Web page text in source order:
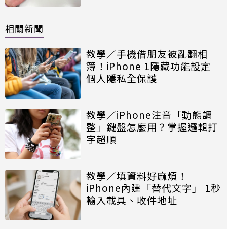
相關新聞
教學／手機借朋友被亂翻相
簿！iPhone 1隱藏功能設定
個人隱私全保護
教學／iPhone注音「動態調
整」鍵盤怎麼用？掌握邏輯打
字超順
教學／填資料好麻煩！
iPhone內建「替代文字」 1秒
輸入載具、收件地址